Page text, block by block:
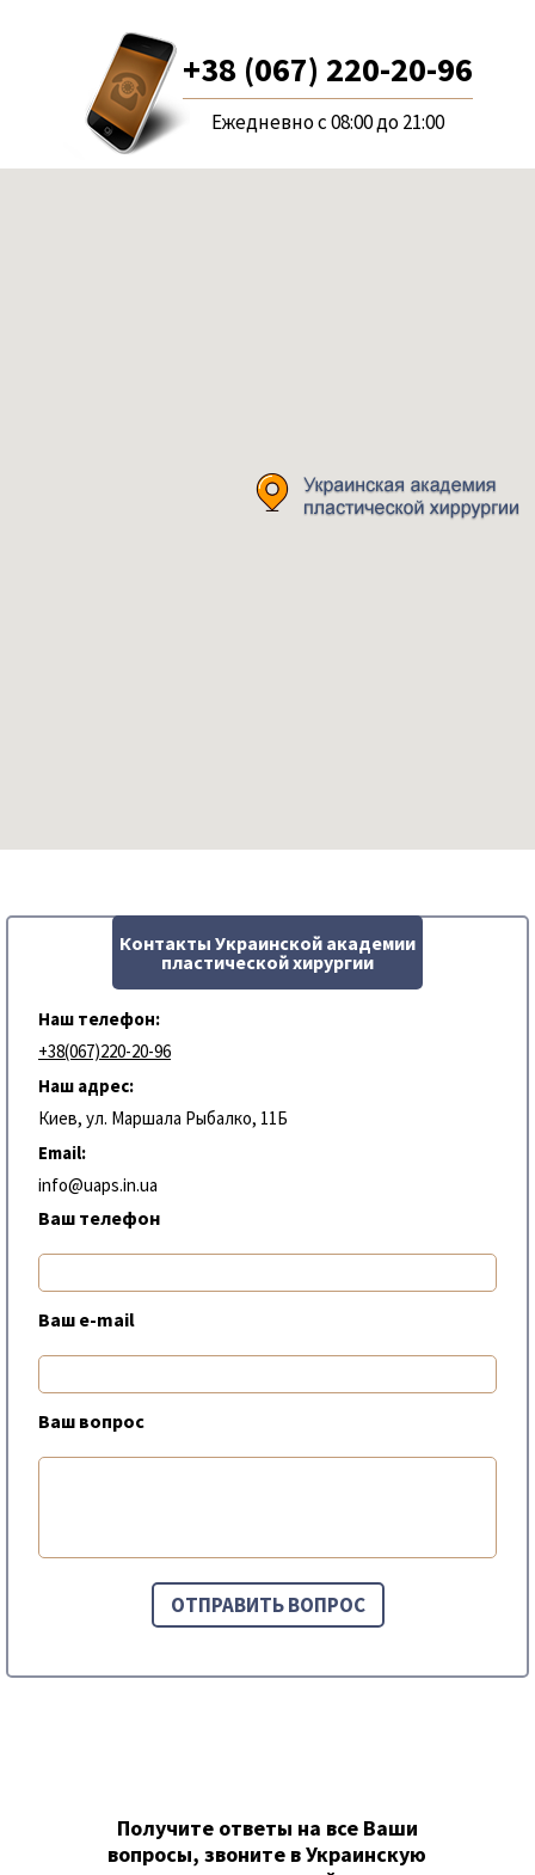
+38 (067) 220-20-96
Ежедневно с 08:00 до 21:00
Контакты Украинской академии
пластической хирургии
Наш телефон:
+38(067)220-20-96
Наш адрес:
Киев, ул. Маршала Рыбалко, 11Б
Email:
info@uaps.in.ua
Ваш телефон
Ваш e-mail
Ваш вопрос
Получите ответы на все Ваши
вопросы, звоните в Украинскую